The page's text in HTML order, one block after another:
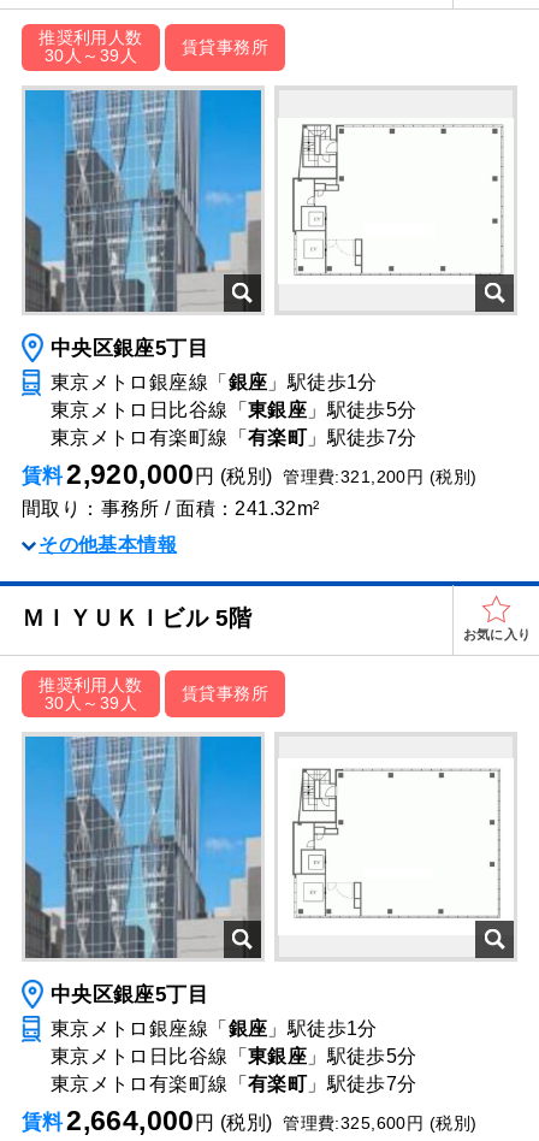
推奨利用人数
30人～39人
賃貸事務所
中央区銀座5丁目
東京メトロ銀座線「 銀座 」駅徒歩1分
東京メトロ日比谷線「 東銀座 」駅徒歩5分
東京メトロ有楽町線「 有楽町 」駅徒歩7分
賃料2,920,000 円 (税別)管理費:321,200円 (税別)
間取り：事務所 / 面積：241.32m²
その他基本情報
ＭＩＹＵＫＩビル 5階
お気に入り
推奨利用人数
30人～39人
賃貸事務所
中央区銀座5丁目
東京メトロ銀座線「 銀座 」駅徒歩1分
東京メトロ日比谷線「 東銀座 」駅徒歩5分
東京メトロ有楽町線「 有楽町 」駅徒歩7分
賃料2,664,000 円 (税別)管理費:325,600円 (税別)